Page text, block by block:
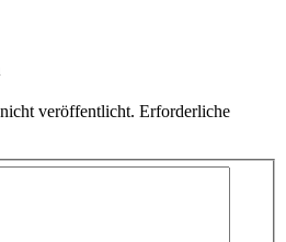
veröffentlicht. Erforderliche